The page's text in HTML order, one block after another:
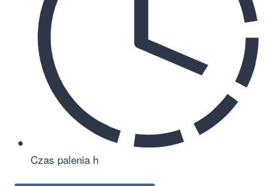
Czas paleniah